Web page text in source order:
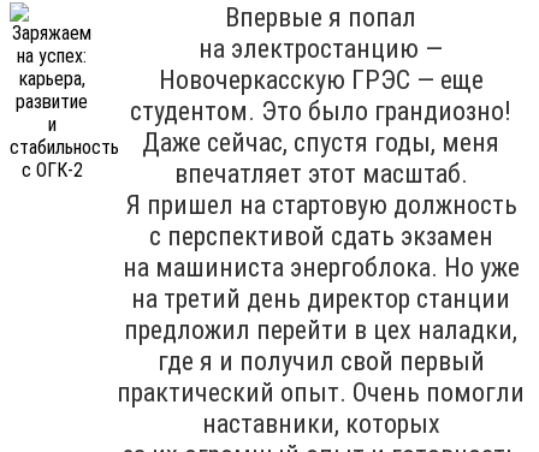
Впервые я попал
на электростанцию —
Новочеркасскую ГРЭС — еще
студентом. Это было грандиозно!
Даже сейчас, спустя годы, меня
впечатляет этот масштаб.
Я пришел на стартовую должность
с перспективой сдать экзамен
на машиниста энергоблока. Но уже
на третий день директор станции
предложил перейти в цех наладки,
где я и получил свой первый
практический опыт. Очень помогли
наставники, которых